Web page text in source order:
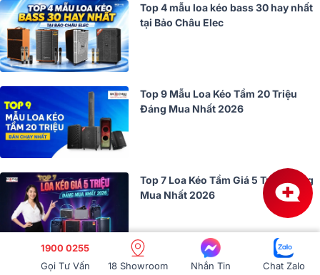
Top 4 mẫu loa kéo bass 30 hay nhất
tại Bảo Châu Elec
Top 9 Mẫu Loa Kéo Tầm 20 Triệu
Đáng Mua Nhất 2026
Top 7 Loa Kéo Tầm Giá 5 Triệu Đáng
Mua Nhất 2026
TOP 17 loa kéo chính hãng 100% hát
1900 0255
Gọi Tư Vấn
18 Showroom Nhắn Tin Chat Zalo